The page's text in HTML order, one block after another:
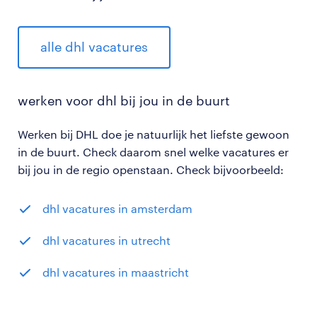
alle dhl vacatures
werken voor dhl bij jou in de buurt
Werken bij DHL doe je natuurlijk het liefste gewoon
in de buurt. Check daarom snel welke vacatures er
bij jou in de regio openstaan. Check bijvoorbeeld:
dhl vacatures in amsterdam
dhl vacatures in utrecht
dhl vacatures in maastricht